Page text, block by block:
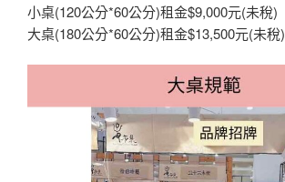
小桌(120公分*60公分)租金$9,000元(未稅)
大桌(180公分*60公分)租金$13,500元(未稅)